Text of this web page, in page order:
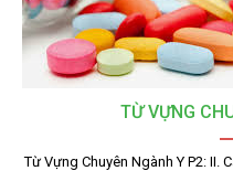
TỪ VỰNG
Từ Vựng Chuyên Ngành Y P2: II.